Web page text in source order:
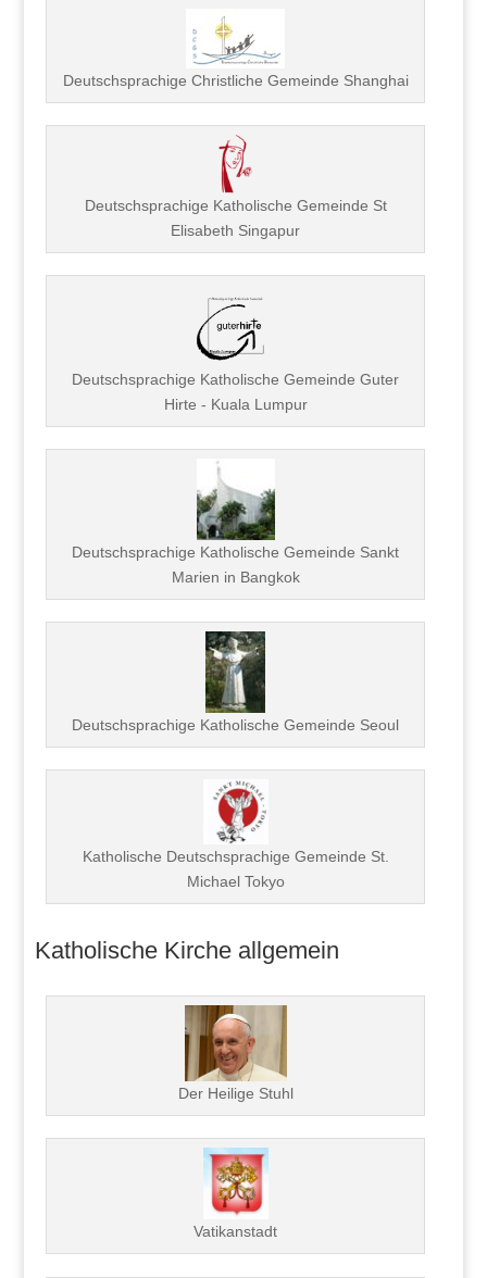
Deutschsprachige Christliche Gemeinde Shanghai
Deutschsprachige Katholische Gemeinde St
Elisabeth Singapur
Deutschsprachige Katholische Gemeinde Guter
Hirte - Kuala Lumpur
Deutschsprachige Katholische Gemeinde Sankt
Marien in Bangkok
Deutschsprachige Katholische Gemeinde Seoul
Katholische Deutschsprachige Gemeinde St.
Michael Tokyo
Katholische Kirche allgemein
Der Heilige Stuhl
Vatikanstadt